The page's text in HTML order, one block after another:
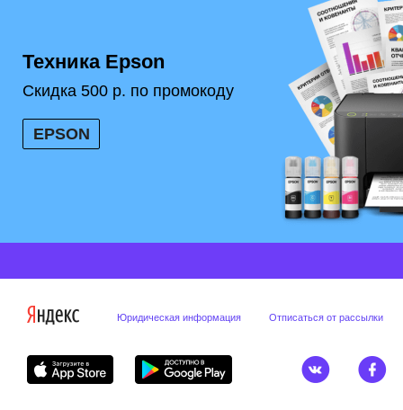
Техника Epson
Скидка 500 р. по промокоду
EPSON
Юридическая информация Отписаться от рассылки